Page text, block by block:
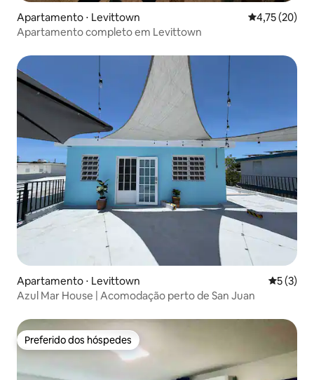
Apartamento ⋅ Levittown 4,75 de uma
4,75 (20)
Apartamento completo em Levittown
Apartamento ⋅ Levittown 5 de
5 (3)
Azul Mar House | Acomodação perto de San Juan
Preferido dos hóspedes
Preferido dos hóspedes